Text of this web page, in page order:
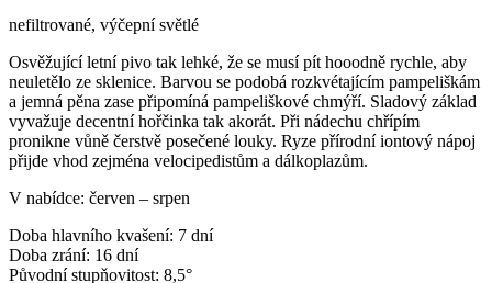
nefiltrované, výčepní světlé
Osvěžující letní pivo tak lehké, že se musí pít hooodně rychle, aby
neuletělo ze sklenice. Barvou se podobá rozkvétajícím pampeliškám
a jemná pěna zase připomíná pampeliškové chmýří. Sladový základ
vyvažuje decentní hořčinka tak akorát. Při nádechu chřípím
pronikne vůně čerstvě posečené louky. Ryze přírodní iontový nápoj
přijde vhod zejména velocipedistům a dálkoplazům.
V nabídce: červen – srpen
Doba hlavního kvašení: 7 dní
Doba zrání: 16 dní
Původní stupňovitost: 8,5°